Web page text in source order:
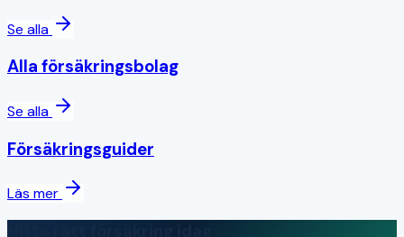
Se alla
Alla försäkringsbolag
Se alla
Försäkringsguider
Läs mer